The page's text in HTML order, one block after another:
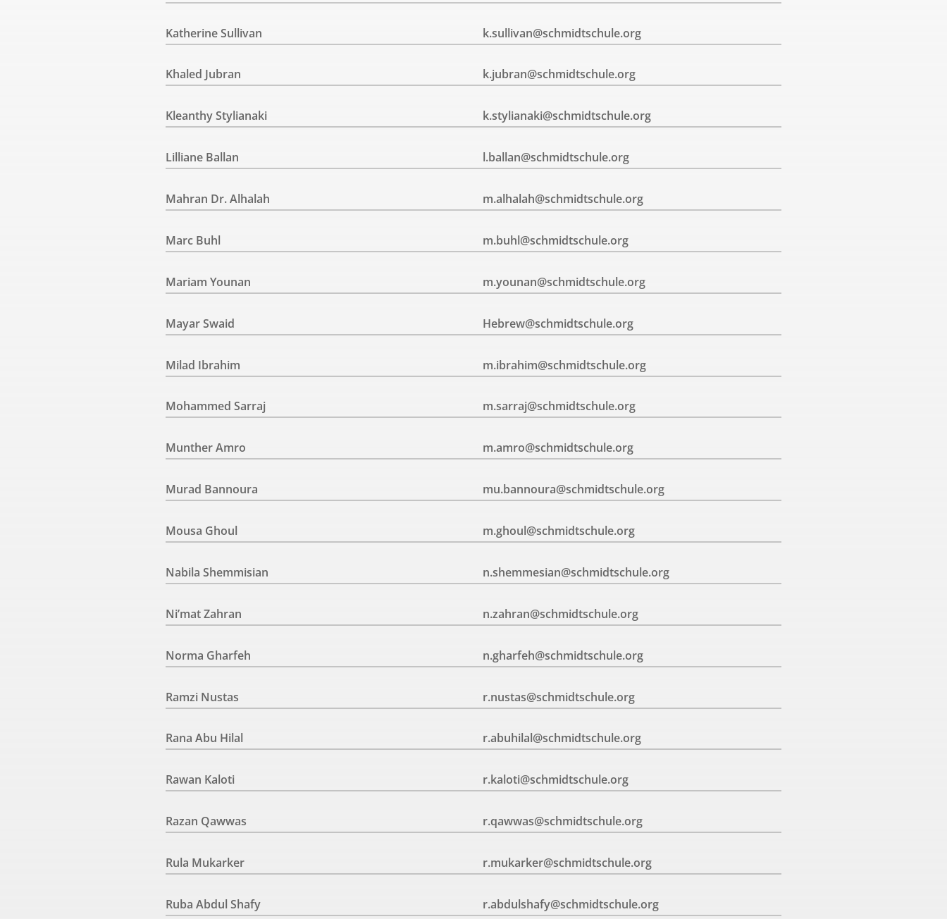
Katherine Sullivan k.sullivan@schmidtschule.org
Khaled Jubran k.jubran@schmidtschule.org
Kleanthy Stylianaki k.stylianaki@schmidtschule.org
Lilliane Ballan l.ballan@schmidtschule.org
Mahran Dr. Alhalah m.alhalah@schmidtschule.org
Marc Buhl m.buhl@schmidtschule.org
Mariam Younan m.younan@schmidtschule.org
Mayar Swaid Hebrew@schmidtschule.org
Milad Ibrahim m.ibrahim@schmidtschule.org
Mohammed Sarraj m.sarraj@schmidtschule.org
Munther Amro m.amro@schmidtschule.org
Murad Bannoura mu.bannoura@schmidtschule.org
Mousa Ghoul m.ghoul@schmidtschule.org
Nabila Shemmisian n.shemmesian@schmidtschule.org
Ni’mat Zahran n.zahran@schmidtschule.org
Norma Gharfeh n.gharfeh@schmidtschule.org
Ramzi Nustas r.nustas@schmidtschule.org
Rana Abu Hilal r.abuhilal@schmidtschule.org
Rawan Kaloti r.kaloti@schmidtschule.org
Razan Qawwas r.qawwas@schmidtschule.org
Rula Mukarker r.mukarker@schmidtschule.org
Ruba Abdul Shafy r.abdulshafy@schmidtschule.org